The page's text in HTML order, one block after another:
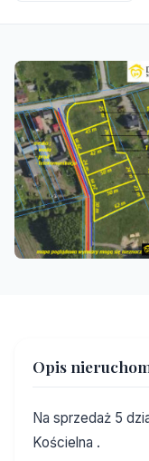
Opis
Na sprzedaż 5
Kościelna .